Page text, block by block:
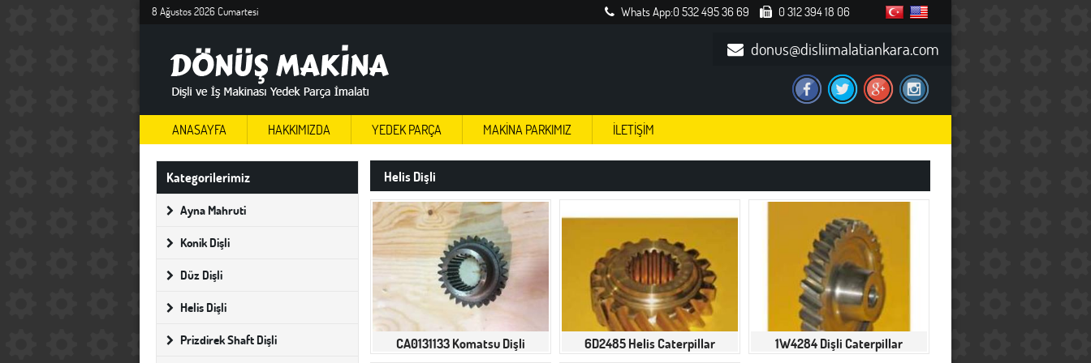
8 Ağustos 2026 Cumartesi Whats App:0 532 495 36 69 0 312 394 18 06
donus@disliimalatiankara.com
ANASAYFA HAKKIMIZDA YEDEK PARÇA MAKİNA PARKIMIZ İLETİŞİM
Kategorilerimiz
Ayna Mahruti
Konik Dişli
Düz Dişli
Helis Dişli
Prizdirek Shaft Dişli
Helis Dişli
CA0131133 Komatsu Dişli 6D2485 Helis Caterpillar 1W4284 Dişli Caterpillar